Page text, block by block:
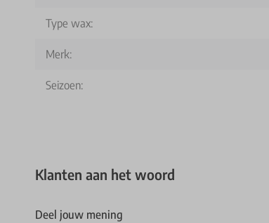
Type wax:
Merk:
Seizoen:
Klanten aan het woord
Deel jouw mening